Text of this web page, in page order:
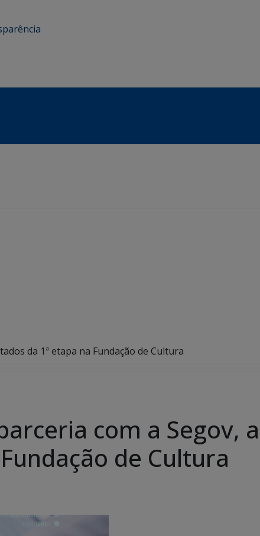
da 1ª etapa na Fundação de Cultura
com a Segov,
de Cultura